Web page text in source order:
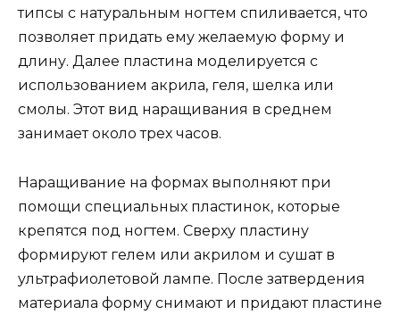
типсы с натуральным ногтем спиливается, что
позволяет придать ему желаемую форму и
длину. Далее пластина моделируется с
использованием акрила, геля, шелка или
смолы. Этот вид наращивания в среднем
занимает около трех часов.
Наращивание на формах выполняют при
помощи специальных пластинок, которые
крепятся под ногтем. Сверху пластину
формируют гелем или акрилом и сушат в
ультрафиолетовой лампе. После затвердения
материала форму снимают и придают пластине